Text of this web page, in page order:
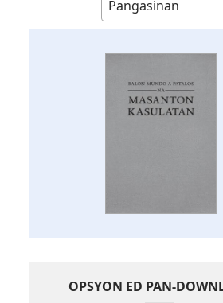
OPSYON ED PAN-